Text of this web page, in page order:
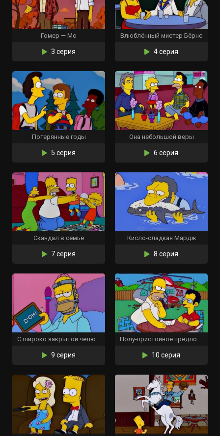
Гомер — Мо
3 серия
Влюблённый мистер Бёрнс
4 серия
Потерянные годы
5 серия
Она небольшой веры
6 серия
Скандал в семье
7 серия
Кисло-сладкая Мардж
8 серия
С широко закрытой челюстью
9 серия
Полу-пристойное предложение
10 серия